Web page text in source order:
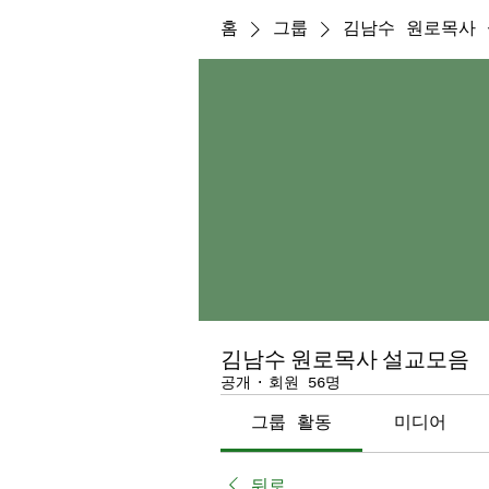
홈 그룹 김남수 원로목사
김남수 원로목사 설교모음
공개 · 회원 56명
그룹 활동 미디어